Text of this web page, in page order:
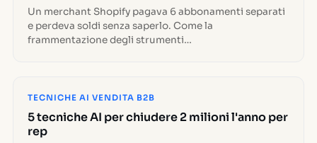
Un merchant Shopify pagava 6 abbonamenti separati
e perdeva soldi senza saperlo. Come la
frammentazione degli strumenti…
TECNICHE AI VENDITA B2B
5 tecniche AI per chiudere 2 milioni l'anno per
rep